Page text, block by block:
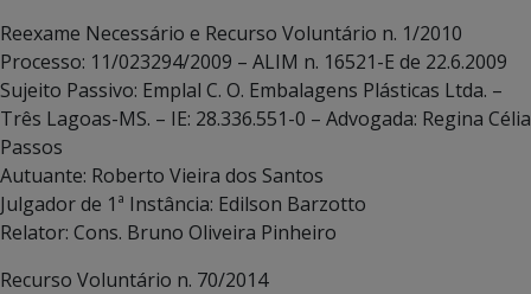
Reexame Necessário e Recurso Voluntário n. 1/2010
Processo: 11/023294/2009 – ALIM n. 16521-E de 22.6.2009
Sujeito Passivo: Emplal C. O. Embalagens Plásticas Ltda. –
Três Lagoas-MS. – IE: 28.336.551-0 – Advogada: Regina Célia
Passos
Autuante: Roberto Vieira dos Santos
Julgador de 1ª Instância: Edilson Barzotto
Relator: Cons. Bruno Oliveira Pinheiro
Recurso Voluntário n. 70/2014